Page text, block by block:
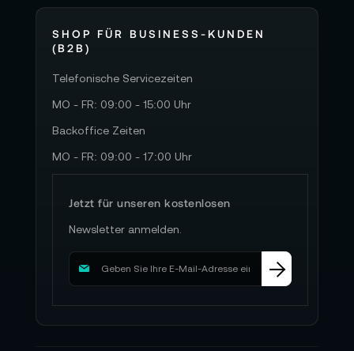
SHOP FÜR BUSINESS-KUNDEN
(B2B)
Telefonische Servicezeiten
MO - FR: 09:00 - 15:00 Uhr
Backoffice Zeiten
MO - FR: 09:00 - 17:00 Uhr
Jetzt für unseren kostenlosen
Newsletter anmelden.
M
d